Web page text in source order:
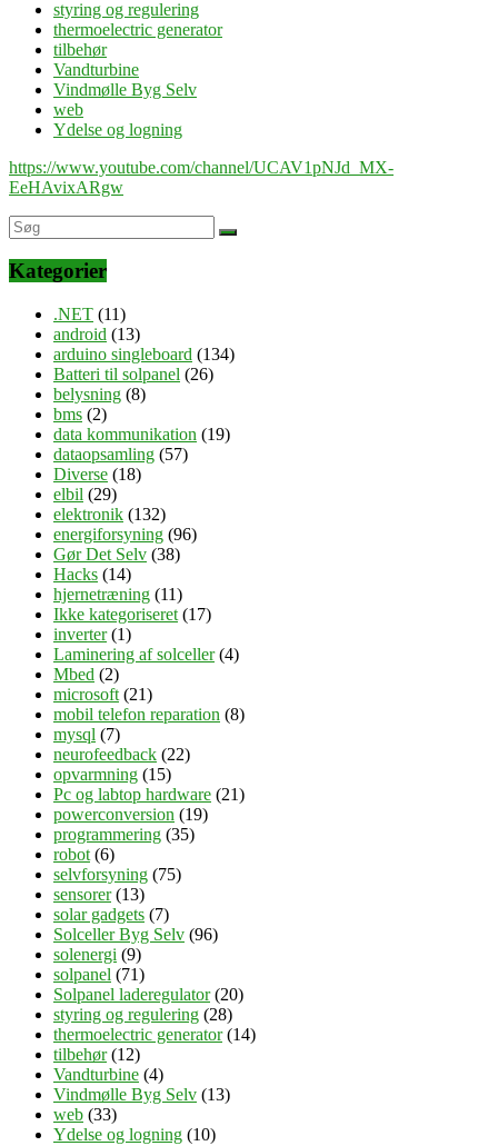
styring og regulering
thermoelectric generator
tilbehør
Vandturbine
Vindmølle Byg Selv
web
Ydelse og logning
https://www.youtube.com/channel/UCAV1pNJd_MX-
EeHAvixARgw
Kategorier
.NET (11)
android (13)
arduino singleboard (134)
Batteri til solpanel (26)
belysning (8)
bms (2)
data kommunikation (19)
dataopsamling (57)
Diverse (18)
elbil (29)
elektronik (132)
energiforsyning (96)
Gør Det Selv (38)
Hacks (14)
hjernetræning (11)
Ikke kategoriseret (17)
inverter(1)
Laminering af solceller(4)
Mbed (2)
microsoft (21)
mobil telefon reparation (8)
mysql (7)
neurofeedback (22)
opvarmning (15)
Pc og labtop hardware (21)
powerconversion (19)
programmering (35)
robot (6)
selvforsyning (75)
sensorer(13)
solar gadgets (7)
Solceller Byg Selv (96)
solenergi (9)
solpanel (71)
Solpanel laderegulator(20)
styring og regulering (28)
thermoelectric generator(14)
tilbehør(12)
Vandturbine (4)
Vindmølle Byg Selv (13)
web (33)
Ydelse og logning (10)